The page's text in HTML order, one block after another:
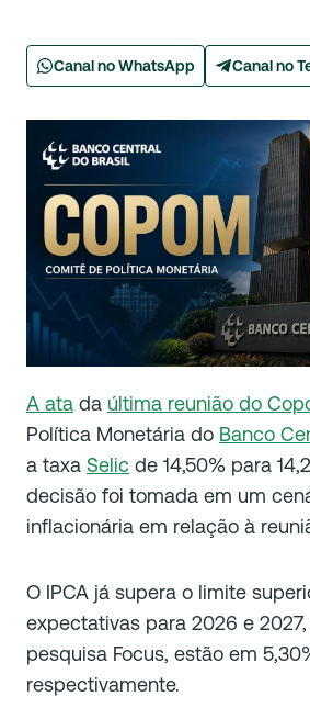
Canal no WhatsApp Canal no
A ata da última reunião do
Política Monetária do Banco
a taxa Selic de 14,50% para
decisão foi tomada em um
inflacionária em relação à
O IPCA já supera o limite
expectativas para 2026 e
pesquisa Focus, estão em
respectivamente.